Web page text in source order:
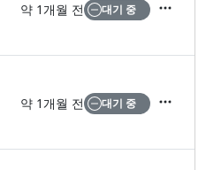
약 1개월 전 대기 중
약 1개월 전 대기 중